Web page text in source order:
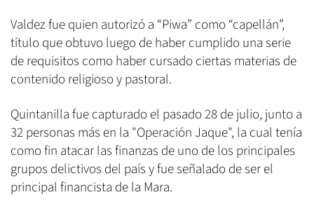
Valdez fue quien autorizó a “Piwa” como “capellán”,
título que obtuvo luego de haber cumplido una serie
de requisitos como haber cursado ciertas materias de
contenido religioso y pastoral.
Quintanilla fue capturado el pasado 28 de julio, junto a
32 personas más en la "Operación Jaque", la cual tenía
como fin atacar las finanzas de uno de los principales
grupos delictivos del país y fue señalado de ser el
principal financista de la Mara.